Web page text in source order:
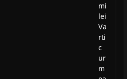
mi
lei
Va
rti
c
ur
m